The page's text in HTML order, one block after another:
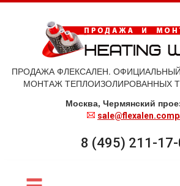
ПРОДАЖА ФЛЕКСАЛЕН.
МОНТАЖ ТЕПЛОИЗОЛИРОВАННЫХ
Москва, Чермянский
8 (495) 211-17-